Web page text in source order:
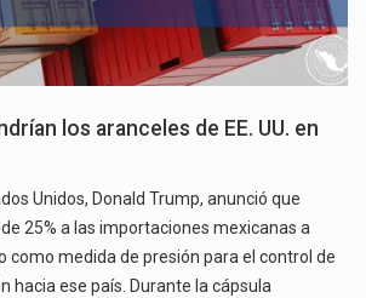
los aranceles de EE. UU. en
Unidos, Donald Trump, anunció que
25% a las importaciones mexicanas a
como medida de presión para el control de
hacia ese país. Durante la cápsula